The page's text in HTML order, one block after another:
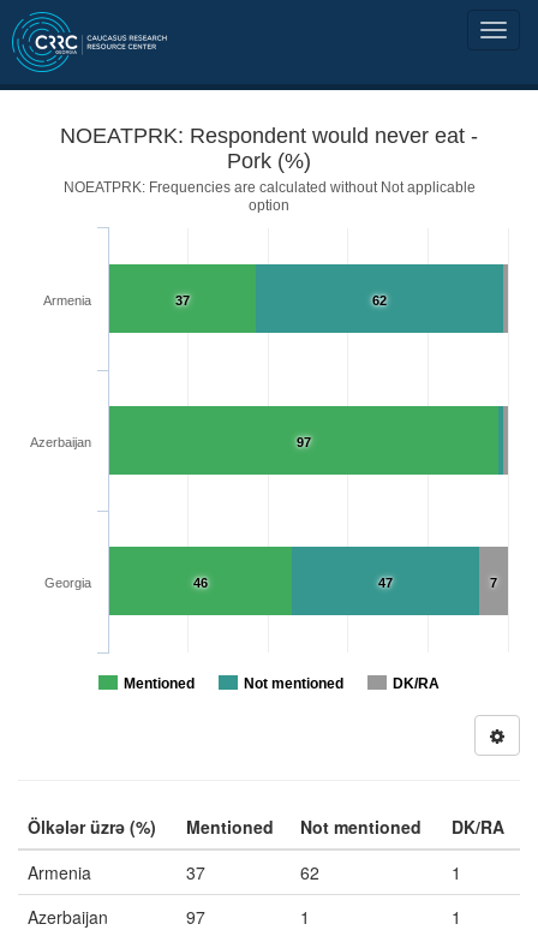
NOEATPRK: Respondent would never eat -
Pork (%)
NOEATPRK: Frequencies are calculated without Not applicable
option
7
62
47
37
97
46
Mentioned Not mentioned DK/RA
Armenia
Azerbaijan
Georgia
Ölkələr üzrə (%) Mentioned Not mentioned
DK/RA
Armenia
37 62
1
Azerbaijan
97 1
1